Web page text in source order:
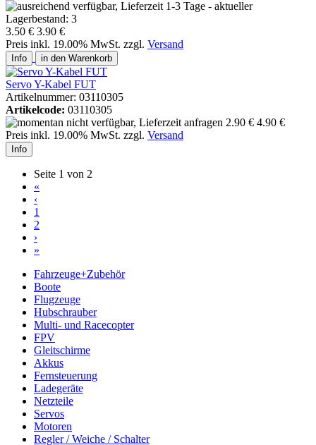
3.50 € 3.90 €
Preis inkl. 19.00% MwSt. zzgl. Versand
Info in den Warenkorb
Servo Y-Kabel FUT
Artikelnummer: 03110305
Artikelcode: 03110305
2.90 € 4.90 €
Preis inkl. 19.00% MwSt. zzgl. Versand
Info
Seite 1 von 2
«
‹
1
2
›
»
Fahrzeuge+Zubehör
Boote
Flugzeuge
Hubschrauber
Multi- und Racecopter
FPV
Gleitschirme
Akkus
Fernsteuerung
Ladegeräte
Netzteile
Servos
Motoren
Regler / Weiche / Schalter